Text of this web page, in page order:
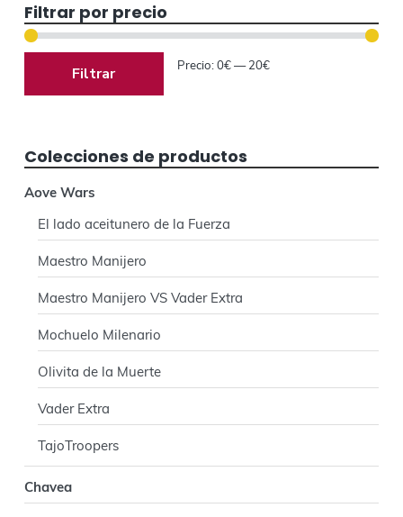
r
a
l
r
i
n
c
p
a
Filtrar por precio
Filtrar Precio: 0€— 20€
Colecciones de productos
Aove Wars
El lado aceitunero de la Fuerza
Maestro Manijero
Maestro Manijero VS Vader Extra
Mochuelo Milenario
Olivita de la Muerte
Vader Extra
TajoTroopers
Chavea